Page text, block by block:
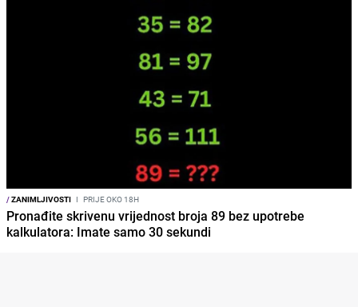
/ZANIMLJIVOSTI I PRIJE OKO 18H
Pronađite skrivenu vrijednost broja 89 bez upotrebe
kalkulatora: Imate samo 30 sekundi